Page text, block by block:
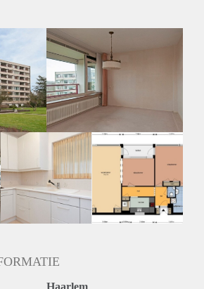
Afhankelijk van de Eigenaar
Afhankelijk van de Eigenaar
Haarlem